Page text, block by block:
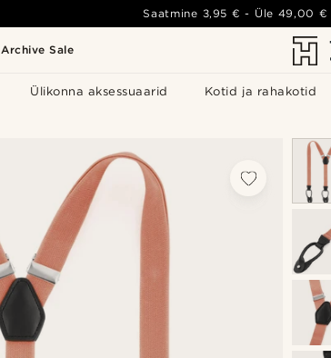
Archive Sale
Ülikonna aksessuaarid Kotid ja rahakotid
Saatmine 3,95 € - Üle 49,00 €